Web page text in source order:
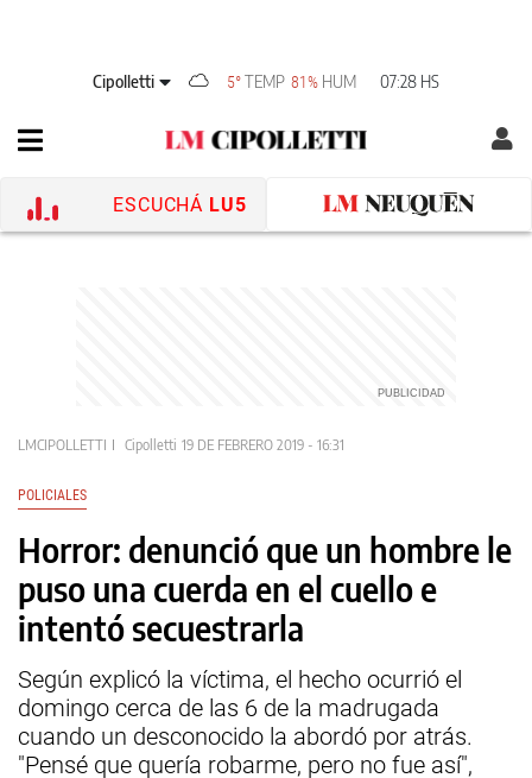
Cipolletti 5° TEMP 81% HUM 07:28 HS
ESCUCHÁ LU5
LMCIPOLLETTI Cipolletti 19 DE FEBRERO 2019 - 16:31
POLICIALES
Horror: denunció que un hombre le
puso una cuerda en el cuello e
intentó secuestrarla
Según explicó la víctima, el hecho ocurrió el
domingo cerca de las 6 de la madrugada
cuando un desconocido la abordó por atrás.
"Pensé que quería robarme, pero no fue así",